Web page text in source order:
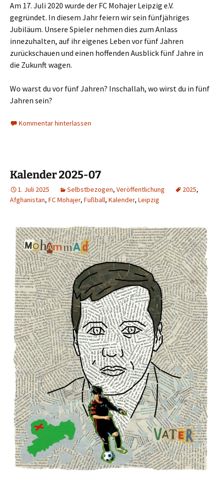
Am 17. Juli 2020 wurde der FC Mohajer Leipzig e.V.
gegründet. In diesem Jahr feiern wir sein fünfjähriges
Jubiläum. Unsere Spieler nehmen dies zum Anlass
innezuhalten, auf ihr eigenes Leben vor fünf Jahren
zurückschauen und einen hoffenden Ausblick fünf Jahre in
die Zukunft wagen.
Wo warst du vor fünf Jahren? Inschallah, wo wirst du in fünf
Jahren sein?
Kommentar hinterlassen
Kalender 2025-07
1. Juli 2025 Selbstbezogen, Veröffentlichung 2025,
Afghanistan, FC Mohajer, Fußball, Kalender, Leipzig